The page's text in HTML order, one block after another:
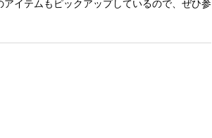
イテムもピックアップしているので、ぜひ参